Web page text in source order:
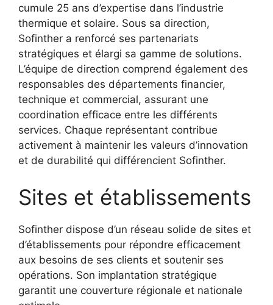
cumule 25 ans d’expertise dans l’industrie
thermique et solaire. Sous sa direction,
Sofinther a renforcé ses partenariats
stratégiques et élargi sa gamme de solutions.
L’équipe de direction comprend également des
responsables des départements financier,
technique et commercial, assurant une
coordination efficace entre les différents
services. Chaque représentant contribue
activement à maintenir les valeurs d’innovation
et de durabilité qui différencient Sofinther.
Sites et établissements
Sofinther dispose d’un réseau solide de sites et
d’établissements pour répondre efficacement
aux besoins de ses clients et soutenir ses
opérations. Son implantation stratégique
garantit une couverture régionale et nationale